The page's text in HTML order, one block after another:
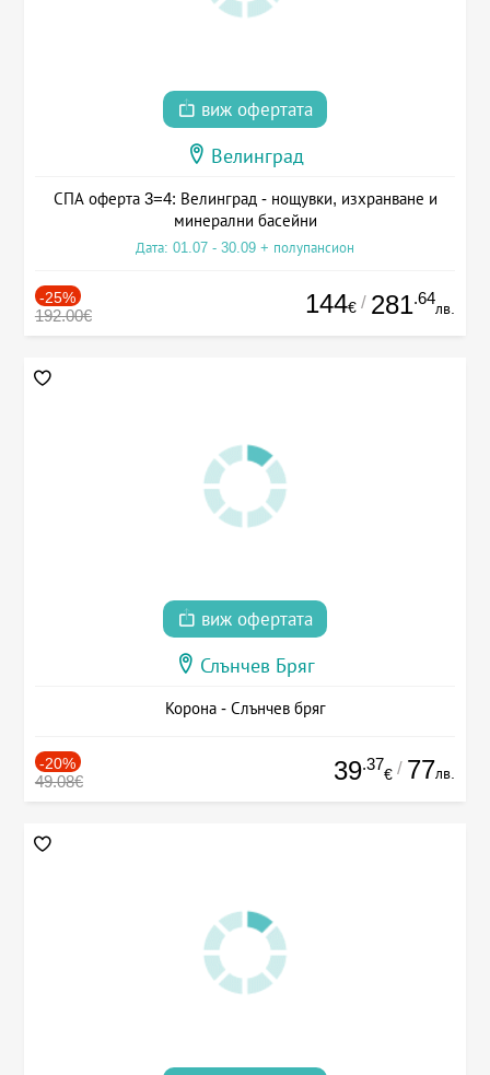
виж офертата
Велинград
СПА оферта 3=4: Велинград - нощувки, изхранване и
минерални басейни
Дата: 01.07 - 30.09 + полупансион
-25%
192.00€ 144€ / 281.64
лв.
виж офертата
Слънчев Бряг
Корона - Слънчев бряг
-20%
49.08€ 39.37
€ / 77лв.